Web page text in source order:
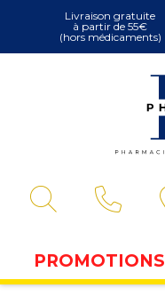
Livraison gratuite
à partir de 55€
(hors médicaments)
PROMOTIONS